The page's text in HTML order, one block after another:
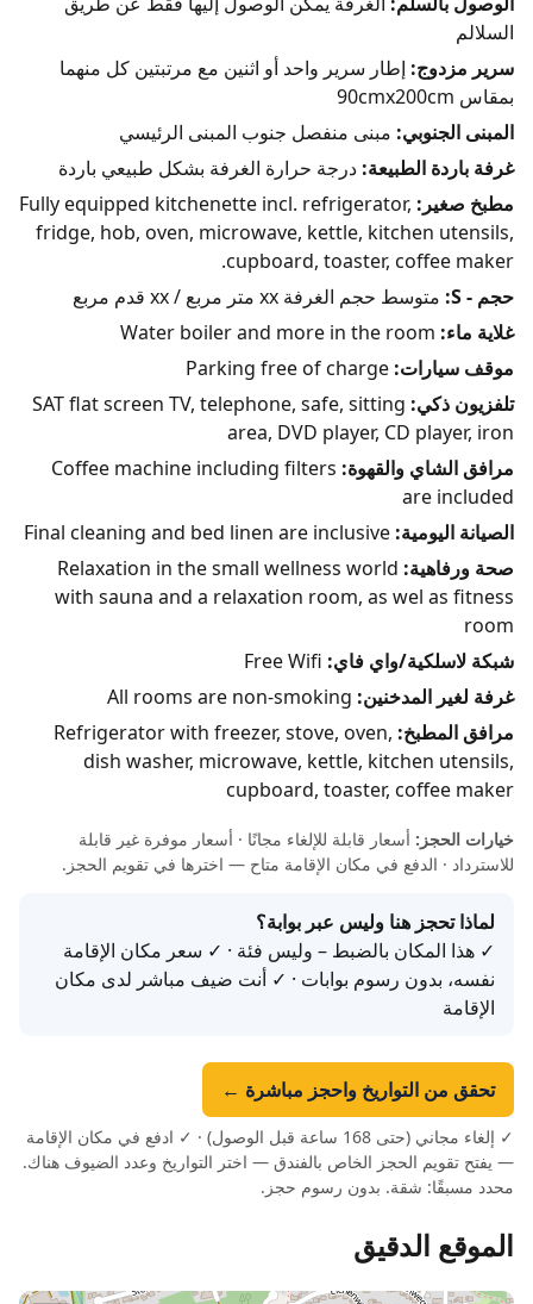
السلالم
سرير مزدوج: إطار سرير واحد أو اثنين مع مرتبتين كل منهما
بمقاس 90cmx200cm
المبنى الجنوبي: مبنى منفصل جنوب المبنى الرئيسي
غرفة باردة الطبيعة: درجة حرارة الغرفة بشكل طبيعي باردة
مطبخ صغير: Fully equipped kitchenette incl. refrigerator,
fridge, hob, oven, microwave, kettle, kitchen utensils,
cupboard, toaster, coffee maker.
حجم - S:
متوسط حجم الغرفة xx متر مربع / xx قدم مربع
غلاية ماء:
موقف سيارات:
تلفزيون ذكي: SAT flat screen TV, telephone, safe, sitting
area, DVD player, CD player, iron
مرافق الشاي والقهوة: Coffee machine including filters
are included
الصيانة اليومية:
صحة ورفاهية: Relaxation in the small wellness world
with sauna and a relaxation room, as wel as fitness
room
شبكة لاسلكية/واي فاي:
غرفة لغير المدخنين:
مرافق المطبخ: Refrigerator with freezer, stove, oven,
dish washer, microwave, kettle, kitchen utensils,
cupboard, toaster, coffee maker
خيارات الحجز: أسعار قابلة للإلغاء مجانًا · أسعار موفرة غير قابلة
للاسترداد · الدفع في مكان الإقامة متاح — اخترها في تقويم الحجز.
لماذا تحجز هنا وليس عبر بوابة؟
✓ هذا المكان بالضبط – وليس فئة · ✓ سعر مكان الإقامة
نفسه، بدون رسوم بوابات · ✓ أنت ضيف مباشر لدى مكان
الإقامة
تحقق من التواريخ واحجز مباشرة ←
✓ إلغاء مجاني (حتى 168 ساعة قبل الوصول) · ✓ ادفع في مكان الإقامة
— يفتح تقويم الحجز الخاص بالفندق — اختر التواريخ وعدد الضيوف هناك.
محدد مسبقًا: شقة. بدون رسوم حجز.
الموقع الدقيق